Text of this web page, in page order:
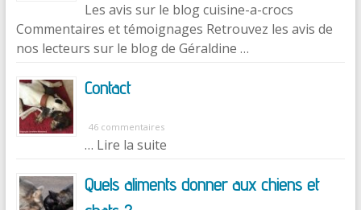
Les avis sur le blog cuisine-a-crocs
Commentaires et témoignages Retrouvez les avis de
nos lecteurs sur le blog de Géraldine …
Contact
46 commentaires
… Lire la suite
Quels aliments donner aux chiens et